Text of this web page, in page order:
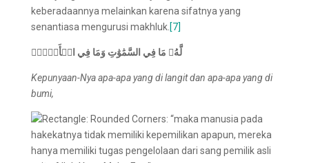
keberadaannya melainkan karena sifatnya yang
senantiasa mengurusi makhluk. [7]
لَّهُۥ مَا فِي السَّمَٰوَٰتِ وَمَا فِي الۡأَرۡضِۗ
Kepunyaan-Nya apa-apa yang di langit dan apa-apa yang di
bumi,